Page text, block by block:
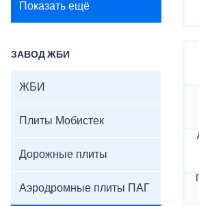
Показать ещё
ЗАВОД ЖБИ
ЖБИ
Плиты Мобистек
Дорожные плиты
Аэродромные плиты ПАГ